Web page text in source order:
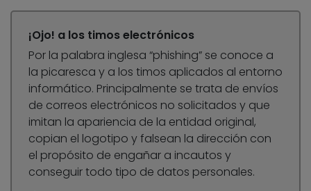
¡Ojo! a los timos electrónicos
Por la palabra inglesa “phishing” se conoce a
la picaresca y a los timos aplicados al entorno
informático. Principalmente se trata de envíos
de correos electrónicos no solicitados y que
imitan la apariencia de la entidad original,
copian el logotipo y falsean la dirección con
el propósito de engañar a incautos y
conseguir todo tipo de datos personales.